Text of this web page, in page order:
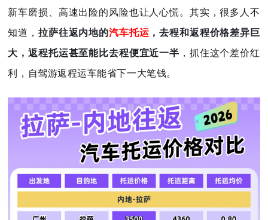
新车磨损、高速出险的风险也让人心慌。其实，很多人不
知道，拉萨往返内地的汽车托运 ，去程和返程价格差异巨
大，返程托运甚至能比去程便宜近一半 ，抓住这个差价红
利，自驾游返程运车能省下一大笔钱。